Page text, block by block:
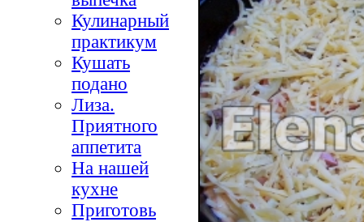
Кулинарный
практикум
Кушать
подано
Лиза.
Приятного
аппетита
На нашей
кухне
Приготовь